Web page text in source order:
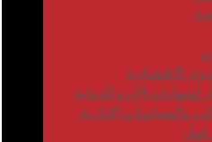
الاقتصادية
الأيزو الدولية
والسياسات الإدارية
عمل